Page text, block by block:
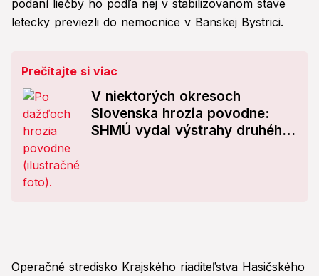
podaní liečby ho podľa nej v stabilizovanom stave
letecky previezli do nemocnice v Banskej Bystrici.
Prečítajte si viac
V niektorých okresoch
Slovenska hrozia povodne:
SHMÚ vydal výstrahy druhého
Operačné stredisko Krajského riaditeľstva Hasičského